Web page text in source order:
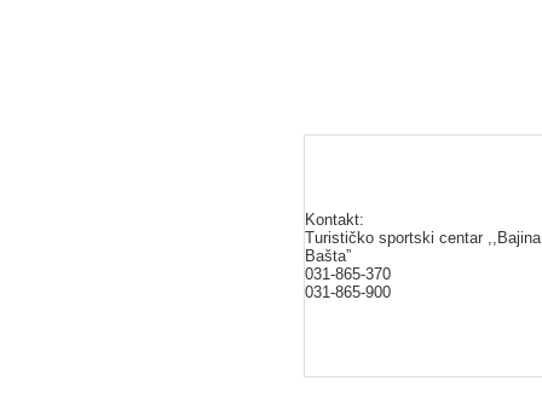
Kontakt:
Turističko sportski centar ,,Bajina
Bašta”
031-865-370
031-865-900